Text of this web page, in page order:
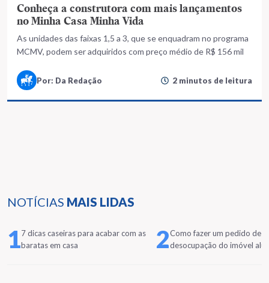
NOTÍCIAS MAIS LIDAS
17 dicas caseiras para acabar com as
baratas em casa
2Como fazer um pedido de
desocupação do imóvel
Conheça a construtora com mais lançamentos
no Minha Casa Minha Vida
As unidades das faixas 1,5 a 3, que se enquadram no programa
MCMV, podem ser adquiridos com preço médio de R$ 156 mil
Por: Da Redação 2 minutos de leitura